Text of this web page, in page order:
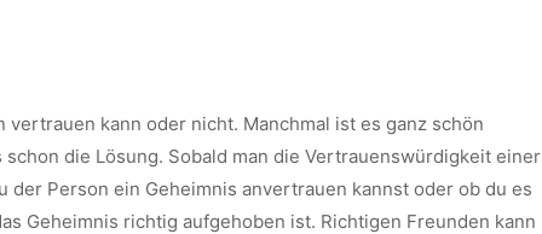
kann oder nicht. Manchmal ist es ganz schön
die Lösung. Sobald man die Vertrauenswürdigkeit einer
Person ein Geheimnis anvertrauen kannst oder ob du es
Geheimnis richtig aufgehoben ist. Richtigen Freunden kann